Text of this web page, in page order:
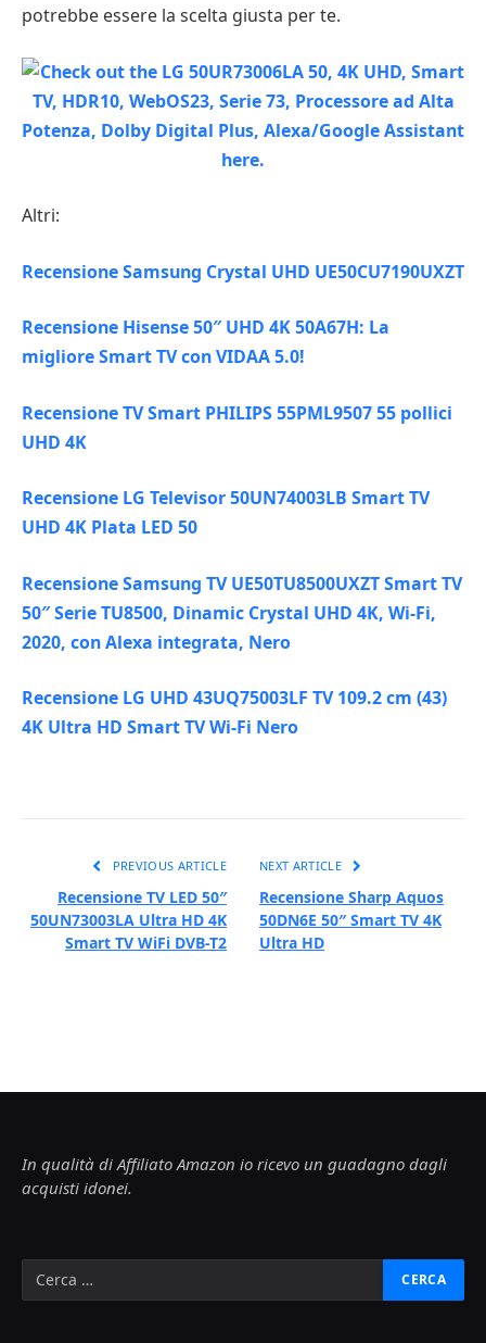
potrebbe essere la scelta giusta per te.
Altri:
Recensione Samsung Crystal UHD UE50CU7190UXZT
Recensione Hisense 50″ UHD 4K 50A67H: La
migliore Smart TV con VIDAA 5.0!
Recensione TV Smart PHILIPS 55PML9507 55 pollici
UHD 4K
Recensione LG Televisor 50UN74003LB Smart TV
UHD 4K Plata LED 50
Recensione Samsung TV UE50TU8500UXZT Smart TV
50″ Serie TU8500, Dinamic Crystal UHD 4K, Wi-Fi,
2020, con Alexa integrata, Nero
Recensione LG UHD 43UQ75003LF TV 109.2 cm (43)
4K Ultra HD Smart TV Wi-Fi Nero
PREVIOUS ARTICLE
Recensione TV LED 50″
50UN73003LA Ultra HD 4K
Smart TV WiFi DVB-T2
NEXT ARTICLE
Recensione Sharp Aquos
50DN6E 50″ Smart TV 4K
Ultra HD
In qualità di Affiliato Amazon io ricevo un guadagno dagli
acquisti idonei.